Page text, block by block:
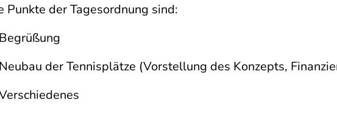
Punkte der Tagesordnung sind:
der Tennisplätze (Vorstellung des Konzepts,